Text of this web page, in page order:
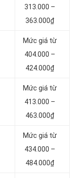
313.000 –
363.000₫
Mức giá từ
404.000 –
424.000₫
Mức giá từ
413.000 –
463.000₫
Mức giá từ
434.000 –
484.000₫